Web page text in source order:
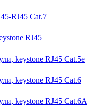
RJ45 Cat.7
RJ45
keystone RJ45 Cat.5e
keystone RJ45 Cat.6
keystone RJ45 Cat.6A